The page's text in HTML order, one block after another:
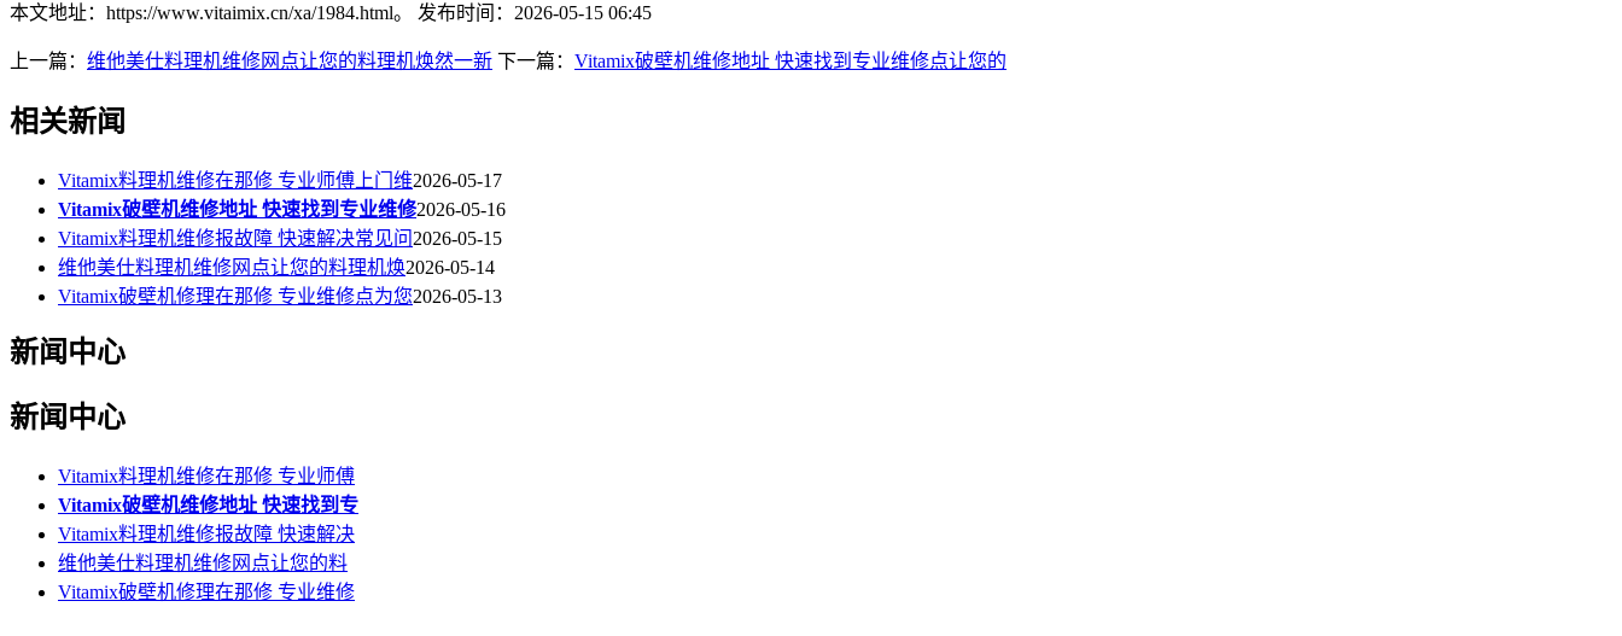
本文地址：https://www.vitaimix.cn/xa/1984.html。 发布时间：2026-05-15 06:45
上一篇： 维他美仕料理机维修网点让您的料理机焕然一新 下一篇： Vitamix破壁机维修地址 快速找到专业维修点让您的
相关新闻
Vitamix料理机维修在那修 专业师傅上门维2026-05-17
Vitamix破壁机维修地址 快速找到专业维修2026-05-16
Vitamix料理机维修报故障 快速解决常见问 2026-05-15
维他美仕料理机维修网点让您的料理机焕2026-05-14
Vitamix破壁机修理在那修 专业维修点为您2026-05-13
新闻中心
新闻中心
Vitamix料理机维修在那修 专业师傅
Vitamix破壁机维修地址 快速找到专
Vitamix料理机维修报故障 快速解决
维他美仕料理机维修网点让您的料
Vitamix破壁机修理在那修 专业维修